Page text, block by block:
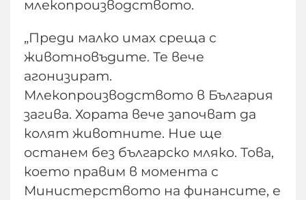
млекопроизводството.
„Преди малко имах среща с
животновъдите. Те вече
агонизират.
Млекопроизводството в България
загива. Хората вече започват да
колят животните. Ние ще
останем без българско мляко. Това,
което правим в момента с
Министерството на финансите, е